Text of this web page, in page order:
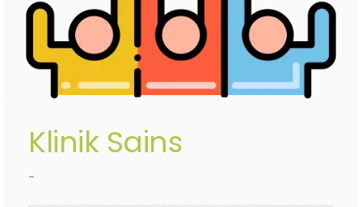
Klinik Sains
-